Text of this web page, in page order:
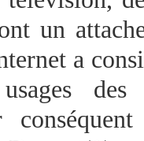
un
a
des